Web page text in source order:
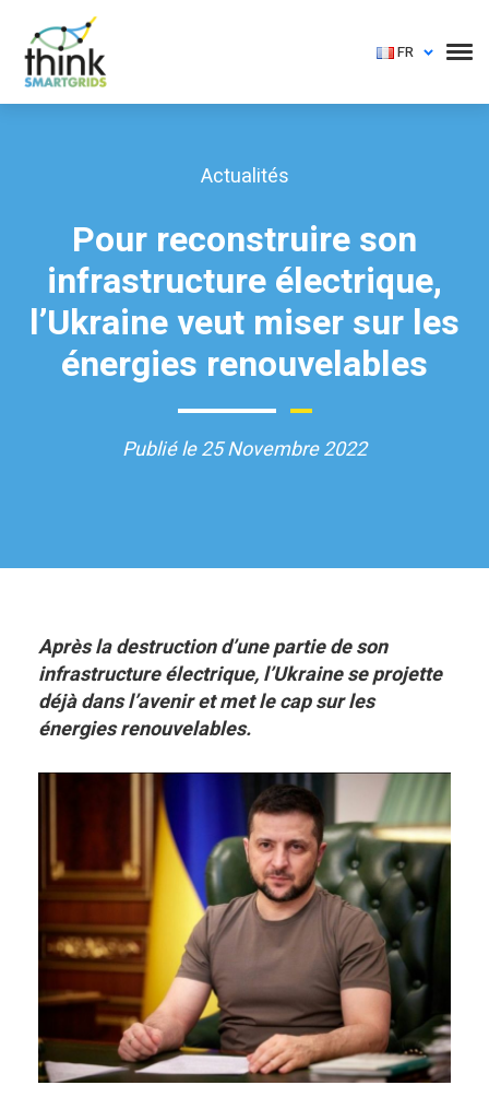
FR
Actualités
Pour reconstruire son
infrastructure électrique,
l’Ukraine veut miser sur les
énergies renouvelables
Publié le 25 Novembre 2022
Après la destruction d’une partie de son
infrastructure électrique, l’Ukraine se projette
déjà dans l’avenir et met le cap sur les
énergies renouvelables.